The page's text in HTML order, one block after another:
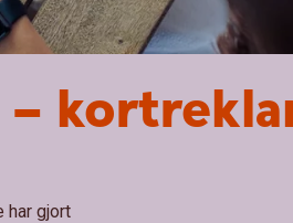
har gjort